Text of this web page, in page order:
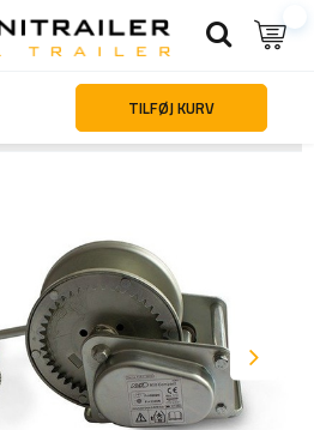
Trailertilbehør og reservedele
TILFØJ KURV